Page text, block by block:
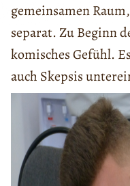
gemeinsamen
separat. Zu Beginn
komisches Gefühl.
auch Skepsis